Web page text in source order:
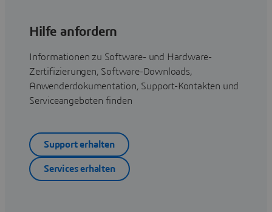
Hilfe anfordern
Informationen zu Software- und Hardware-
Zertifizierungen, Software-Downloads,
Anwenderdokumentation, Support-Kontakten und
Serviceangeboten finden
Support erhalten
Services erhalten